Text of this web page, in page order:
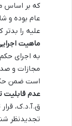
عام بوده و
علیه را بدتر
ماهیت
به اجرای
مجازات و
است ضمن
عدم قابلیت
ق.آ.د.ک،
تجدیدنظر